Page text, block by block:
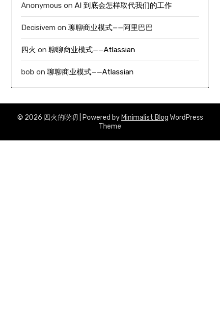
Anonymous onAI 到底会怎样取代我们的工作
Decisivem on聊聊商业模式——阿里巴巴
四火 on聊聊商业模式——Atlassian
bob on聊聊商业模式——Atlassian
© 2026 四火的唠叨 | Powered by Minimalist Blog WordPress
Theme